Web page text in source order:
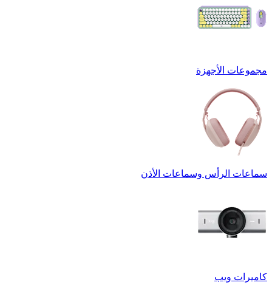
مجموعات الأجهزة
سماعات الرأس وسماعات الأذن
كاميرات ويب